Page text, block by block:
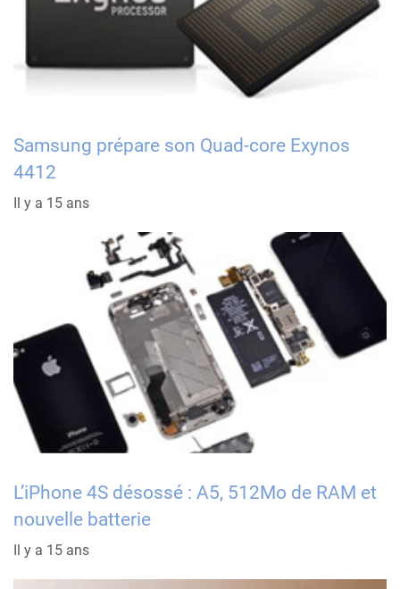
Samsung prépare son Quad-core Exynos
4412
Il y a 15 ans
L’iPhone 4S désossé : A5, 512Mo de RAM et
nouvelle batterie
Il y a 15 ans